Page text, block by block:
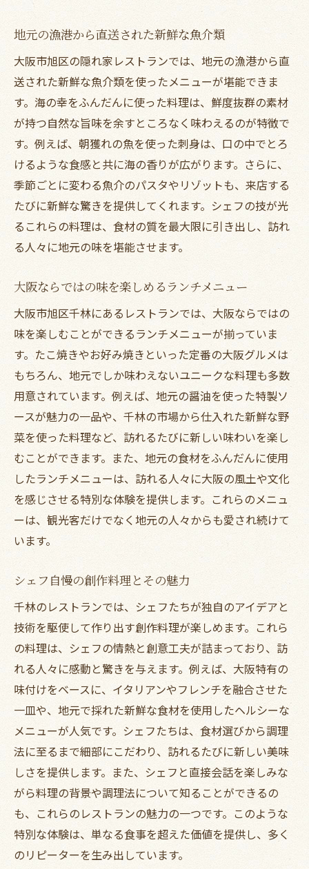
地元の漁港から直送された新鮮な魚介類
大阪市旭区の隠れ家レストランでは、地元の漁港から直
送された新鮮な魚介類を使ったメニューが堪能できま
す。海の幸をふんだんに使った料理は、鮮度抜群の素材
が持つ自然な旨味を余すところなく味わえるのが特徴で
す。例えば、朝獲れの魚を使った刺身は、口の中でとろ
けるような食感と共に海の香りが広がります。さらに、
季節ごとに変わる魚介のパスタやリゾットも、来店する
たびに新鮮な驚きを提供してくれます。シェフの技が光
るこれらの料理は、食材の質を最大限に引き出し、訪れ
る人々に地元の味を堪能させます。
大阪ならではの味を楽しめるランチメニュー
大阪市旭区千林にあるレストランでは、大阪ならではの
味を楽しむことができるランチメニューが揃っていま
す。たこ焼きやお好み焼きといった定番の大阪グルメは
もちろん、地元でしか味わえないユニークな料理も多数
用意されています。例えば、地元の醤油を使った特製ソ
ースが魅力の一品や、千林の市場から仕入れた新鮮な野
菜を使った料理など、訪れるたびに新しい味わいを楽し
むことができます。また、地元の食材をふんだんに使用
したランチメニューは、訪れる人々に大阪の風土や文化
を感じさせる特別な体験を提供します。これらのメニュ
ーは、観光客だけでなく地元の人々からも愛され続けて
います。
シェフ自慢の創作料理とその魅力
千林のレストランでは、シェフたちが独自のアイデアと
技術を駆使して作り出す創作料理が楽しめます。これら
の料理は、シェフの情熱と創意工夫が詰まっており、訪
れる人々に感動と驚きを与えます。例えば、大阪特有の
味付けをベースに、イタリアンやフレンチを融合させた
一皿や、地元で採れた新鮮な食材を使用したヘルシーな
メニューが人気です。シェフたちは、食材選びから調理
法に至るまで細部にこだわり、訪れるたびに新しい美味
しさを提供します。また、シェフと直接会話を楽しみな
がら料理の背景や調理法について知ることができるの
も、これらのレストランの魅力の一つです。このような
特別な体験は、単なる食事を超えた価値を提供し、多く
のリピーターを生み出しています。